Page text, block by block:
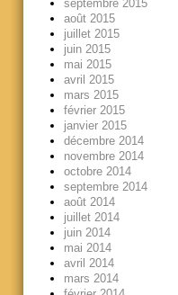
septembre 2015
août 2015
juillet 2015
juin 2015
mai 2015
avril 2015
mars 2015
février 2015
janvier 2015
décembre 2014
novembre 2014
octobre 2014
septembre 2014
août 2014
juillet 2014
juin 2014
mai 2014
avril 2014
mars 2014